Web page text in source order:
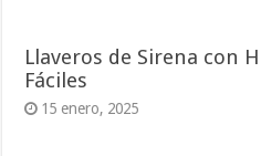
Llaveros de Sirena con
Fáciles
15 enero, 2025